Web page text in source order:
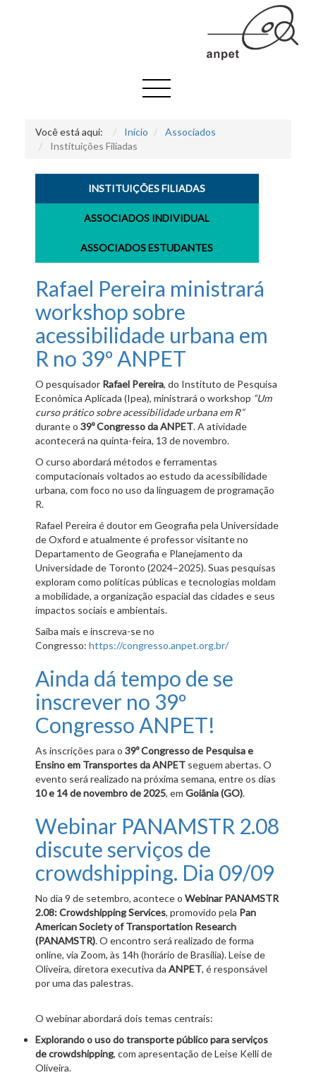
Você está aqui: Início
Associados
Instituições Filiadas
INSTITUIÇÕES FILIADAS
ASSOCIADOS INDIVIDUAL
ASSOCIADOS ESTUDANTES
Rafael Pereira ministrará
workshop sobre
acessibilidade urbana em
R no 39º ANPET
O pesquisador Rafael Pereira, do Instituto de Pesquisa
Econômica Aplicada (Ipea), ministrará o workshop “Um
curso prático sobre acessibilidade urbana em R”
durante o 39º Congresso da ANPET. A atividade
acontecerá na quinta-feira, 13 de novembro.
O curso abordará métodos e ferramentas
computacionais voltados ao estudo da acessibilidade
urbana, com foco no uso da linguagem de programação
R.
Rafael Pereira é doutor em Geografia pela Universidade
de Oxford e atualmente é professor visitante no
Departamento de Geografia e Planejamento da
Universidade de Toronto (2024–2025). Suas pesquisas
exploram como políticas públicas e tecnologias moldam
a mobilidade, a organização espacial das cidades e seus
impactos sociais e ambientais.
Saiba mais e inscreva-se no
Congresso: https://congresso.anpet.org.br/
Ainda dá tempo de se
inscrever no 39º
Congresso ANPET!
As inscrições para o 39º Congresso de Pesquisa e
Ensino em Transportes da ANPET seguem abertas. O
evento será realizado na próxima semana, entre os dias
10 e 14 de novembro de 2025, em Goiânia (GO).
Webinar PANAMSTR 2.08
discute serviços de
crowdshipping. Dia 09/09
No dia 9 de setembro, acontece o Webinar PANAMSTR
2.08: Crowdshipping Services, promovido pela Pan
American Society of Transportation Research
(PANAMSTR). O encontro será realizado de forma
online, via Zoom, às 14h (horário de Brasília). Leise de
Oliveira, diretora executiva da ANPET, é responsável
por uma das palestras.
O webinar abordará dois temas centrais:
Explorando o uso do transporte público para serviços
de crowdshipping, com apresentação de Leise Kelli de
Oliveira.